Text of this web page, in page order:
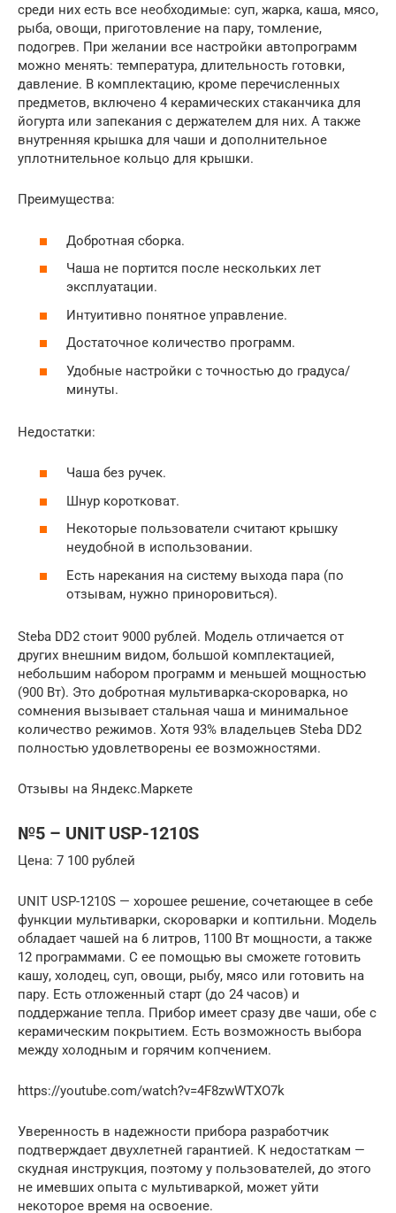
среди них есть все необходимые: суп, жарка, каша, мясо,
рыба, овощи, приготовление на пару, томление,
подогрев. При желании все настройки автопрограмм
можно менять: температура, длительность готовки,
давление. В комплектацию, кроме перечисленных
предметов, включено 4 керамических стаканчика для
йогурта или запекания с держателем для них. А также
внутренняя крышка для чаши и дополнительное
уплотнительное кольцо для крышки.
Преимущества:
Добротная сборка.
Чаша не портится после нескольких лет
эксплуатации.
Интуитивно понятное управление.
Достаточное количество программ.
Удобные настройки с точностью до градуса/
минуты.
Недостатки:
Чаша без ручек.
Шнур коротковат.
Некоторые пользователи считают крышку
неудобной в использовании.
Есть нарекания на систему выхода пара (по
отзывам, нужно приноровиться).
Steba DD2 стоит 9000 рублей. Модель отличается от
других внешним видом, большой комплектацией,
небольшим набором программ и меньшей мощностью
(900 Вт). Это добротная мультиварка-скороварка, но
сомнения вызывает стальная чаша и минимальное
количество режимов. Хотя 93% владельцев Steba DD2
полностью удовлетворены ее возможностями.
Отзывы на Яндекс.Маркете
№5 – UNIT USP-1210S
Цена: 7 100 рублей
UNIT USP-1210S — хорошее решение, сочетающее в себе
функции мультиварки, скороварки и коптильни. Модель
обладает чашей на 6 литров, 1100 Вт мощности, а также
12 программами. С ее помощью вы сможете готовить
кашу, холодец, суп, овощи, рыбу, мясо или готовить на
пару. Есть отложенный старт (до 24 часов) и
поддержание тепла. Прибор имеет сразу две чаши, обе с
керамическим покрытием. Есть возможность выбора
между холодным и горячим копчением.
https://youtube.com/watch?v=4F8zwWTXO7k
Уверенность в надежности прибора разработчик
подтверждает двухлетней гарантией. К недостаткам —
скудная инструкция, поэтому у пользователей, до этого
не имевших опыта с мультиваркой, может уйти
некоторое время на освоение.